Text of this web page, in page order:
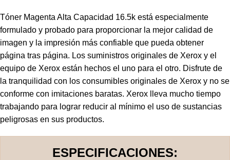
Tóner Magenta Alta Capacidad 16.5k está especialmente
formulado y probado para proporcionar la mejor calidad de
imagen y la impresión más confiable que pueda obtener
página tras página. Los suministros originales de Xerox y el
equipo de Xerox están hechos el uno para el otro. Disfrute de
la tranquilidad con los consumibles originales de Xerox y no se
conforme con imitaciones baratas. Xerox lleva mucho tiempo
trabajando para lograr reducir al mínimo el uso de sustancias
peligrosas en sus productos.
ESPECIFICACIONES: